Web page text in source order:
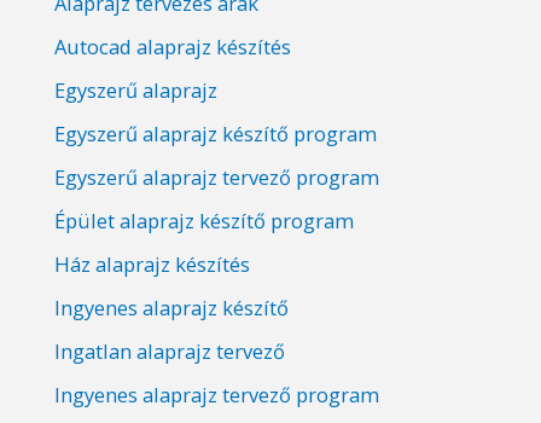
Autocad alaprajz készítés
Egyszerű alaprajz
Egyszerű alaprajz készítő program
Egyszerű alaprajz tervező program
Épület alaprajz készítő program
Ház alaprajz készítés
Ingyenes alaprajz készítő
Ingatlan alaprajz tervező
Ingyenes alaprajz tervező program